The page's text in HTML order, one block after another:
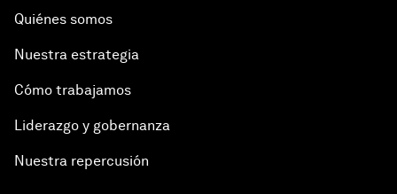
Quiénes somos
Nuestra estrategia
Cómo trabajamos
Liderazgo y gobernanza
Nuestra repercusión